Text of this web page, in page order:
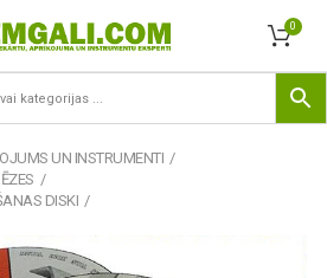
0
UN INSTRUMENTI
DISKI